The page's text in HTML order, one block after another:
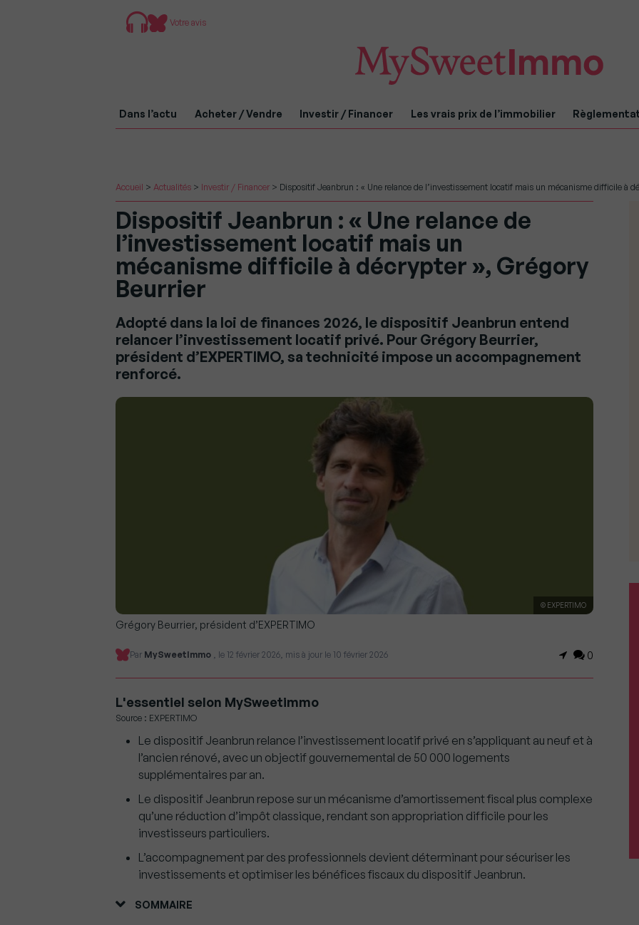
Votre avis
Dans l’actu Acheter / Vendre Investir / Financer Les vrais prix de l’immobilier
Accueil > Actualités > Investir / Financer > Dispositif Jeanbrun : « Une relance de l’investissement locatif mais un mécanisme difficile à
Dispositif Jeanbrun : « Une relance de
l’investissement locatif mais un
mécanisme difficile à décrypter », Grégory
Beurrier
Adopté dans la loi de finances 2026, le dispositif Jeanbrun entend
relancer l’investissement locatif privé. Pour Grégory Beurrier,
président d’EXPERTIMO, sa technicité impose un accompagnement
renforcé.
© EXPERTIMO
Grégory Beurrier, président d’EXPERTIMO
Par MySweetImmo , le 12 février 2026, mis à jour le 10 février 2026 0
L'essentiel selon MySweetimmo
Source : EXPERTIMO
Le dispositif Jeanbrun relance l’investissement locatif privé en s’appliquant au neuf et à
l’ancien rénové, avec un objectif gouvernemental de 50 000 logements
supplémentaires par an.
Le dispositif Jeanbrun repose sur un mécanisme d’amortissement fiscal plus complexe
qu’une réduction d’impôt classique, rendant son appropriation difficile pour les
investisseurs particuliers.
L’accompagnement par des professionnels devient déterminant pour sécuriser les
investissements et optimiser les bénéfices fiscaux du dispositif Jeanbrun.
SOMMAIRE